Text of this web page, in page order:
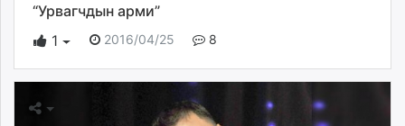
“Урвагчдын арми”
1
2016/04/25 8